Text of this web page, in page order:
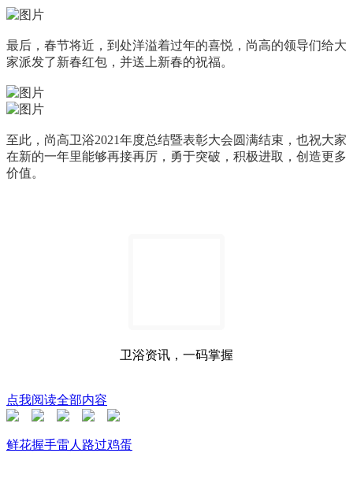
最后，春节将近，到处洋溢着过年的喜悦，尚高的领导们给大
家派发了新春红包，并送上新春的祝福。
至此，尚高卫浴2021年度总结暨表彰大会圆满结束，也祝大家
在新的一年里能够再接再厉，勇于突破，积极进取，创造更多
价值。
卫浴资讯，一码掌握
点我阅读全部内容
鲜花握手雷人 路过鸡蛋